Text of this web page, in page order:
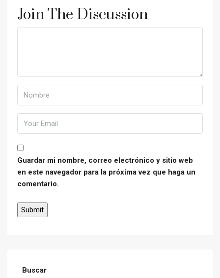
Join The Discussion
Guardar mi nombre, correo electrónico y sitio web
en este navegador para la próxima vez que haga un
comentario.
Buscar